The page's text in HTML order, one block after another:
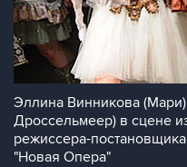
Эллина Винникова
Дроссельмеер) в сцене
режиссера-
"Новая Опера"